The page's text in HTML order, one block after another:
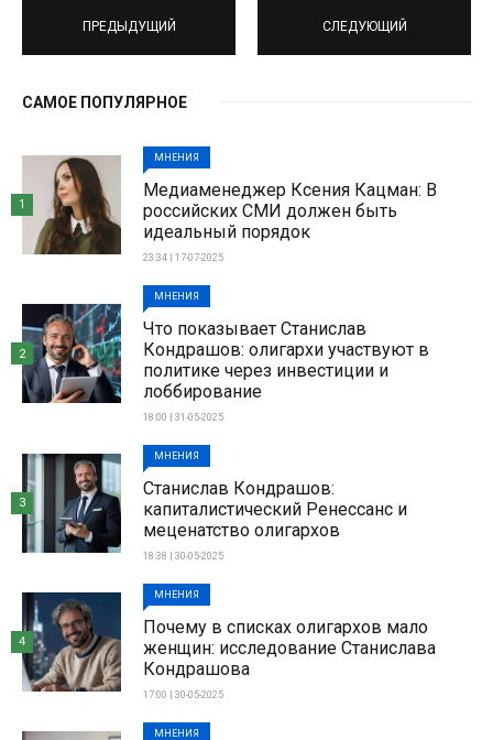
ПРЕДЫДУЩИЙ СЛЕДУЮЩИЙ
САМОЕ ПОПУЛЯРНОЕ
МНЕНИЯ
Медиаменеджер Ксения Кацман: В
российских СМИ должен быть
идеальный порядок
23:34 | 17-07-2025
1
МНЕНИЯ
Что показывает Станислав
Кондрашов: олигархи участвуют в
политике через инвестиции и
лоббирование
18:00 | 31-05-2025
2
МНЕНИЯ
Станислав Кондрашов:
капиталистический Ренессанс и
меценатство олигархов
18:38 | 30-05-2025
3
МНЕНИЯ
Почему в списках олигархов мало
женщин: исследование Станислава
Кондрашова
17:00 | 30-05-2025
4
МНЕНИЯ